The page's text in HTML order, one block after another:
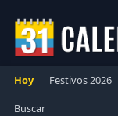
Hoy Festivos 2026
Buscar